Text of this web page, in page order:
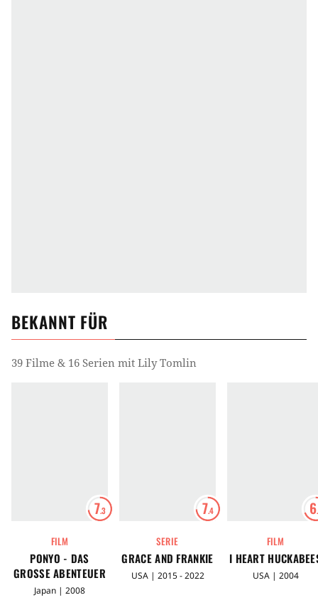
BEKANNT FÜR
39 Filme & 16 Serien mit Lily Tomlin
7.3
FILM
PONYO - DAS
GROSSE ABENTEUER A
M MEER
Japan | 2008
7.4
SERIE
GRACE AND FRANKIE
USA | 2015 - 2022
6
FILM
I HEART
USA | 2004